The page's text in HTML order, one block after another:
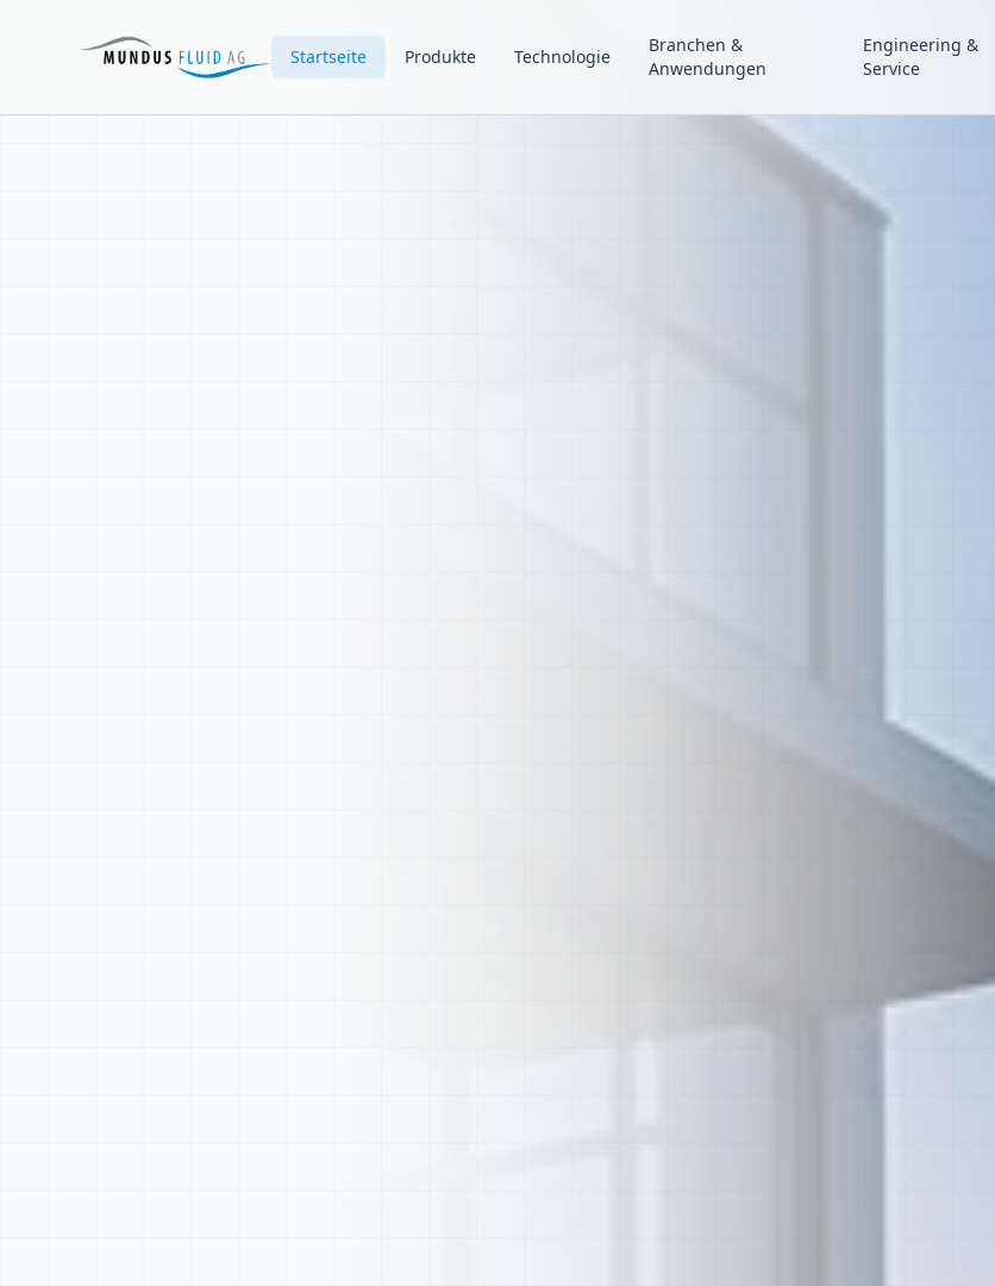
Startseite Produkte Technologie
Branchen &
Anwendungen
Engineering &
Service